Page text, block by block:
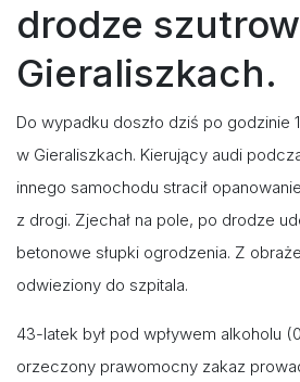
drodze
Gieraliszkach.
Do wypadku doszło dziś po godzinie
w Gieraliszkach. Kierujący audi
innego samochodu stracił
z drogi. Zjechał na pole, po drodze
betonowe słupki ogrodzenia. Z
odwieziony do szpitala.
43-latek był pod wpływem alkoholu
orzeczony prawomocny zakaz